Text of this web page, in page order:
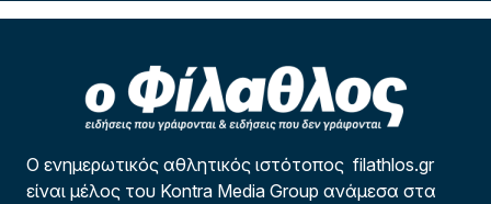
Ο ενημερωτικός αθλητικός ιστότοπος filathlos.gr
είναι μέλος του Kontra Media Group ανάμεσα στα